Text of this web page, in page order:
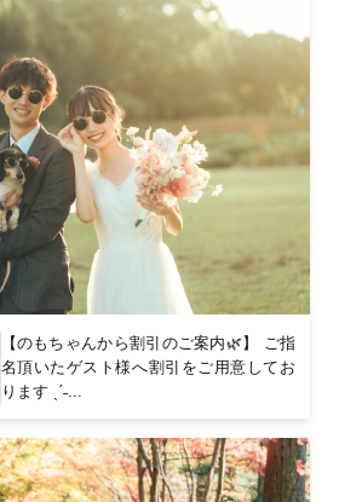
【のもちゃんから割引のご案内🌿】 ご指
名頂いたゲスト様へ割引をご用意してお
ります ˎˊ˗...